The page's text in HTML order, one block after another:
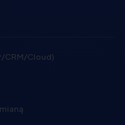
CRM/Cloud)